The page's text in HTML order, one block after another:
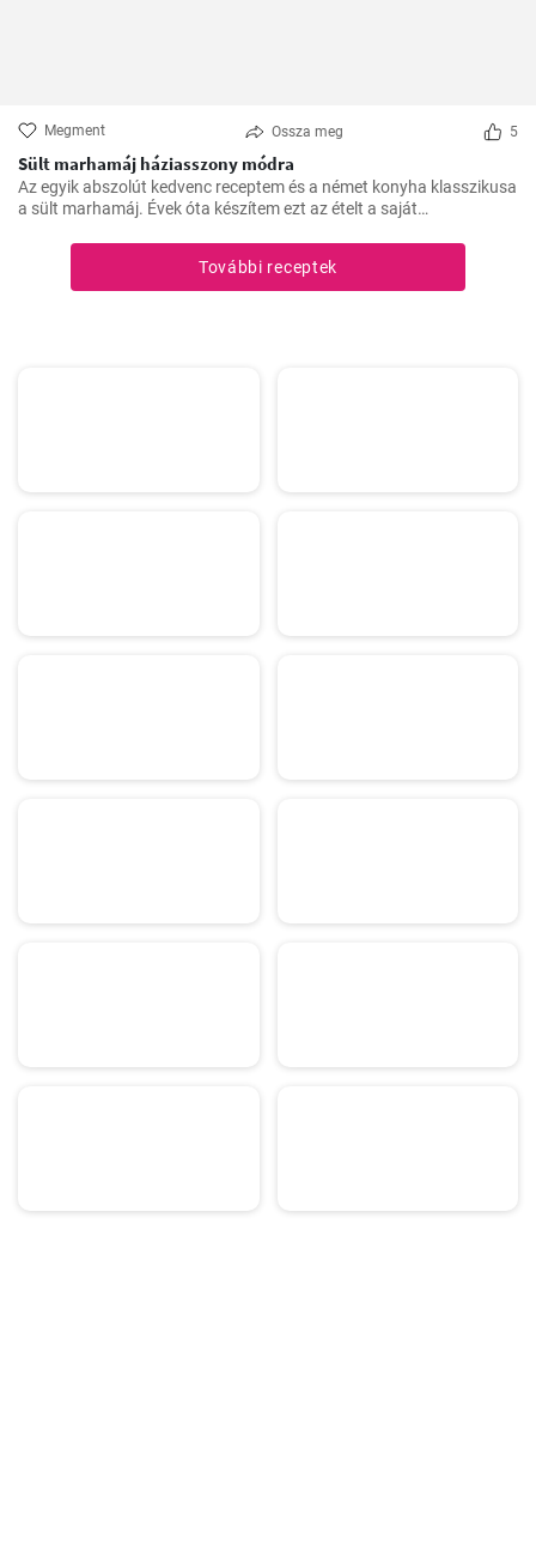
Megment Ossza meg 5
Sült marhamáj háziasszony módra
Az egyik abszolút kedvenc receptem és a német konyha klasszikusa
a sült marhamáj. Évek óta készítem ezt az ételt a saját
tökéletesítettem. Nagyon örülök, hogy itt megoszthatom veletek.
További receptek